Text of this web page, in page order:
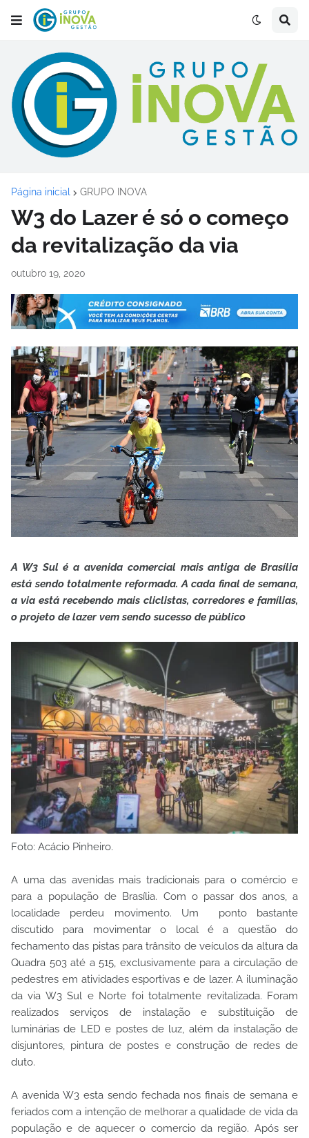
Página inicial GRUPO INOVA
W3 do Lazer é só o começo
da revitalização da via
outubro 19, 2020
A W3 Sul é a avenida comercial mais antiga de Brasília
está sendo totalmente reformada. A cada final de semana,
a via está recebendo mais cliclistas, corredores e famílias,
o projeto de lazer vem sendo sucesso de público
Foto: Acácio Pinheiro.
A uma das avenidas mais tradicionais para o comércio e
para a população de Brasília. Com o passar dos anos, a
localidade perdeu movimento. Um ponto bastante
discutido para movimentar o local é a questão do
fechamento das pistas para trânsito de veículos da altura da
Quadra 503 até a 515, exclusivamente para a circulação de
pedestres em atividades esportivas e de lazer. A iluminação
da via W3 Sul e Norte foi totalmente revitalizada. Foram
realizados serviços de instalação e substituição de
luminárias de LED e postes de luz, além da instalação de
disjuntores, pintura de postes e construção de redes de
duto.
A avenida W3 esta sendo fechada nos finais de semana e
feriados com a intenção de melhorar a qualidade de vida da
população e de aquecer o comercio da região. Após ser